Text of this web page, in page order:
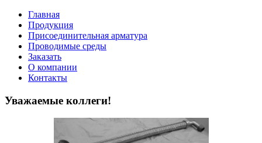
Главная
Продукция
Присоединительная арматура
Проводимые среды
Заказать
О компании
Контакты
Уважаемые коллеги!